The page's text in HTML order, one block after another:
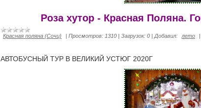
Роза хутор - Красная Поляна.
Красная поляна (Сочи) | Просмотров: 1310 | Загрузок: 0 | Добавил: лето |
АВТОБУСНЫЙ ТУР В ВЕЛИКИЙ УСТЮГ 2020Г